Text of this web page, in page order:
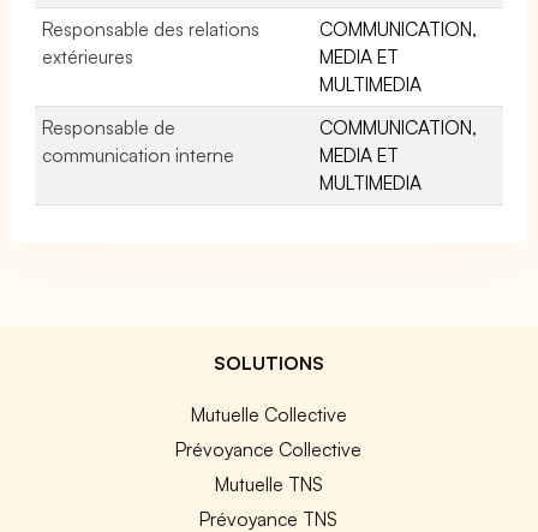
Responsable des relations
extérieures
COMMUNICATION,
MEDIA ET
MULTIMEDIA
Responsable de
communication interne
COMMUNICATION,
MEDIA ET
MULTIMEDIA
SOLUTIONS
Mutuelle Collective
Prévoyance Collective
Mutuelle TNS
Prévoyance TNS